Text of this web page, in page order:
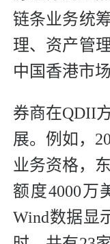
链条业务统
理、资产管
中国香港市
券商在QDII
展。例如，
业务资格，
额度4000万
Wind数据显